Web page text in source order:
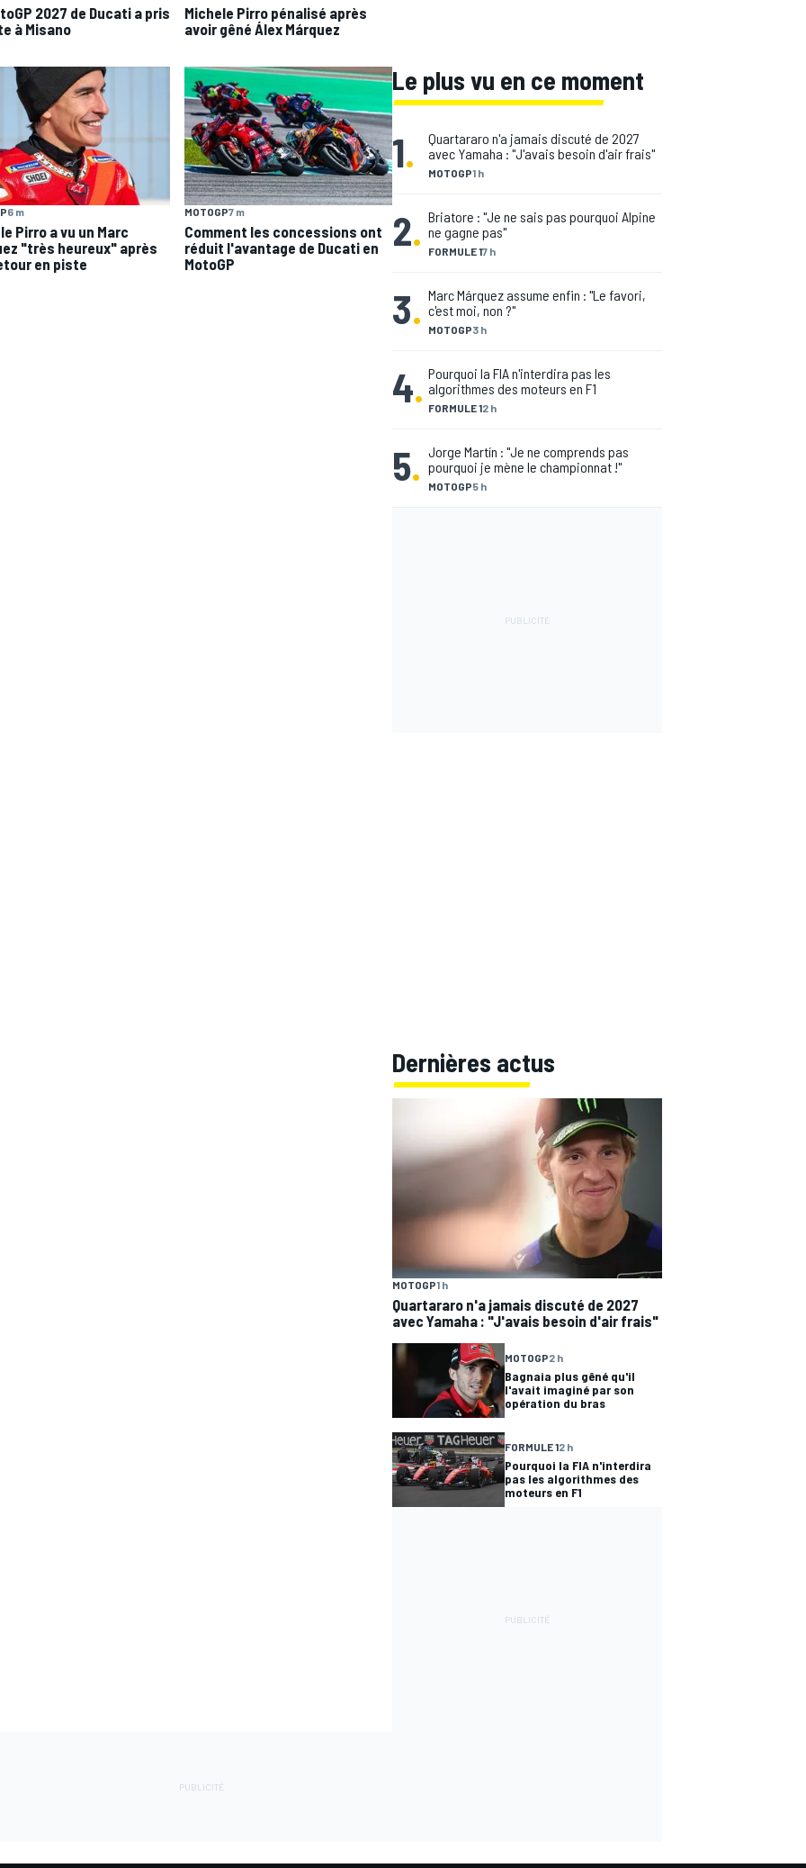
2027 de Ducati a pris
à Misano
Michele Pirro pénalisé après
avoir gêné Álex Márquez
6 m
Pirro a vu un Marc
"très heureux" après
en piste
MOTOGP7 m
Comment les concessions ont
réduit l'avantage de Ducati en
MotoGP
Le plus vu en ce moment
1. MOTOGP1 h
Quartararo n'a jamais discuté de 2027
avec Yamaha : "J'avais besoin d'air frais"
2. FORMULE 17 h
Briatore : "Je ne sais pas pourquoi Alpine
ne gagne pas"
3. MOTOGP3 h
Marc Márquez assume enfin : "Le favori,
c'est moi, non ?"
4. FORMULE 12 h
Pourquoi la FIA n'interdira pas les
algorithmes des moteurs en F1
5. MOTOGP5 h
Jorge Martín : "Je ne comprends pas
pourquoi je mène le championnat !"
Dernières actus
MOTOGP1 h
Quartararo n'a jamais discuté de 2027
avec Yamaha : "J'avais besoin d'air frais"
MOTOGP2 h
Bagnaia plus gêné qu'il
l'avait imaginé par son
opération du bras
FORMULE 12 h
Pourquoi la FIA n'interdira
pas les algorithmes des
moteurs en F1